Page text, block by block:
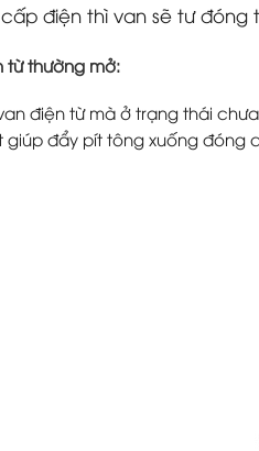
điện thì van sẽ tư
từ thường mở:
điện từ mà ở trạng thái
giúp đẩy pít tông xuống đóng